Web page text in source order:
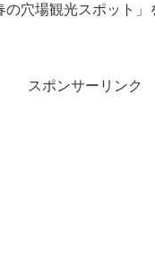
の穴場観光スポット」
スポンサーリンク